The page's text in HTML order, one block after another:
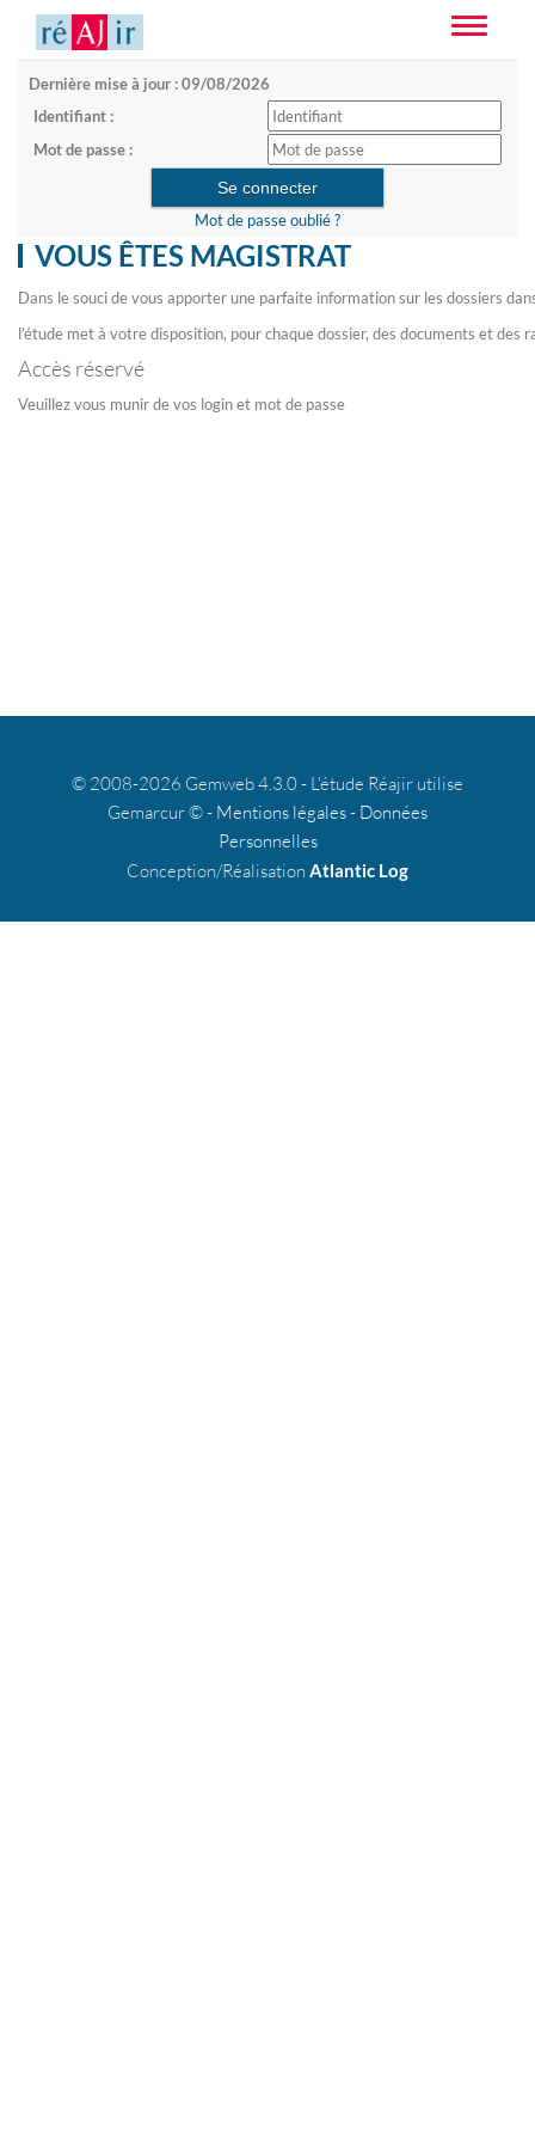
Toggle
Dernière mise à jour : 09/08/2026
Identifiant :
Mot de passe :
Mot de passe oublié ?
VOUS ÊTES MAGISTRAT
Dans le souci de vous apporter une parfaite information sur les dossiers
l’étude met à votre disposition, pour chaque dossier, des documents et des
Accès réservé
Veuillez vous munir de vos login et mot de passe
© 2008-2026 Gemweb 4.3.0 - L'étude Réajir utilise
Gemarcur © - Mentions légales- Données
Personnelles
Conception/Réalisation Atlantic Log